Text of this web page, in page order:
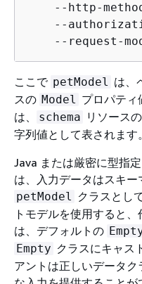
--http-
--
--request-
ここで petModel は、
スの Model プロパティ
は、
schema リソースの
字列値として表されます。
Java または厳密に型指
は、入力データはスキ
petModel クラスとし
トモデルを使用すると
は、デフォルトの
Empty クラスにキャス
アントは正しいデータ